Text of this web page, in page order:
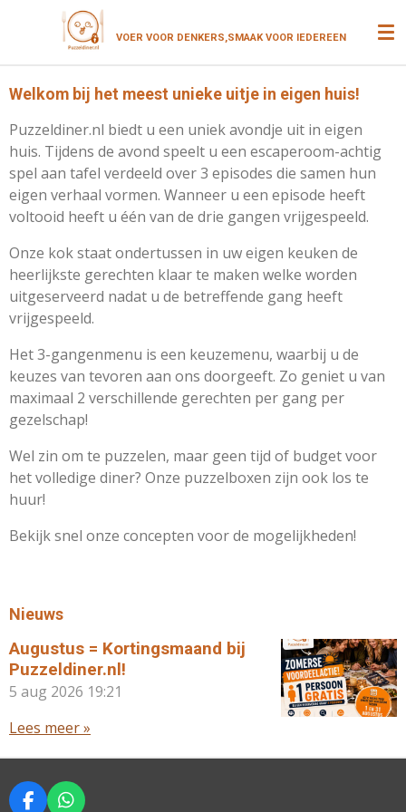
hoofdinhoud
VOER VOOR DENKERS,SMAAK VOOR IEDEREEN
Welkom bij het meest unieke uitje in eigen huis!
Puzzeldiner.nl biedt u een uniek avondje uit in eigen
huis. Tijdens de avond speelt u een escaperoom-achtig
spel aan tafel verdeeld over 3 episodes die samen hun
eigen verhaal vormen. Wanneer u een episode heeft
voltooid heeft u één van de drie gangen vrijgespeeld.
Onze kok staat ondertussen in uw eigen keuken de
heerlijkste gerechten klaar te maken welke worden
uitgeserveerd nadat u de betreffende gang heeft
vrijgespeeld.
Het 3-gangenmenu is een keuzemenu, waarbij u de
keuzes van tevoren aan ons doorgeeft. Zo geniet u van
maximaal 2 verschillende gerechten per gang per
gezelschap!
Wel zin om te puzzelen, maar geen tijd of budget voor
het volledige diner? Onze puzzelboxen zijn ook los te
huur!
Bekijk snel onze concepten voor de mogelijkheden!
Nieuws
Augustus = Kortingsmaand bij
Puzzeldiner.nl!
5 aug 2026 19:21
Lees meer »
F W